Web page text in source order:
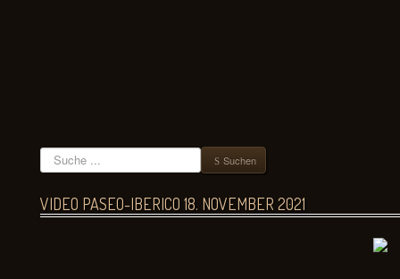
Suchen Suchen
VIDEO PASEO-IBERICO 18. NOVEMBER 2021